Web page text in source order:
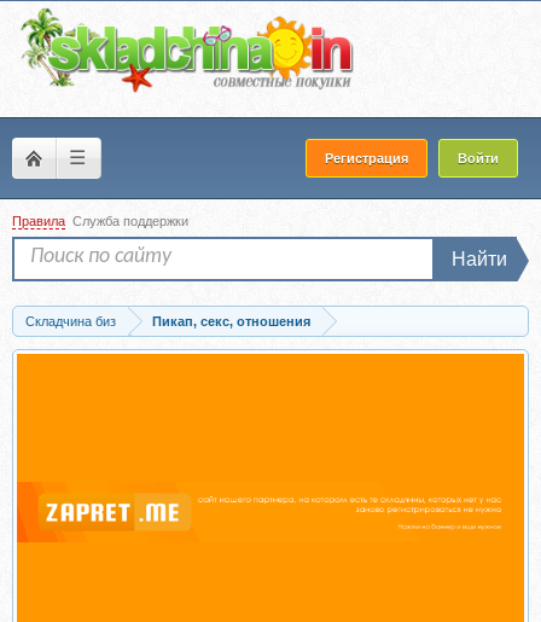
☰ Регистрация Войти
Правила Служба поддержки
Найти
Складчина биз
Пикап, секс, отношения
Запись Здоровая и желанная. Тариф Базовый (Наталья Музыка)